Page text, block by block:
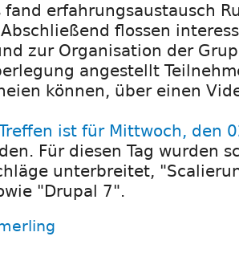
fand erfahrungsaustausch
flossen
zur Organisation der
angestellt
können, über einen
ist für Mittwoch, den
Für diesen Tag wurden
unterbreitet,
"Drupal 7".